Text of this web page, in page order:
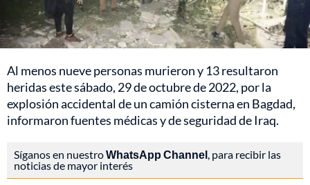
Al menos nueve personas murieron y 13 resultaron
heridas este sábado, 29 de octubre de 2022, por la
explosión accidental de un camión cisterna en Bagdad,
informaron fuentes médicas y de seguridad de Iraq.
Síganos en nuestroWhatsApp Channel , para recibir las
noticias de mayor interés